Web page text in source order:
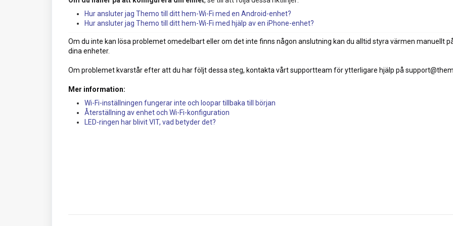
Hur ansluter jag Themo till ditt hem-Wi-Fi med en Android-enhet?
Hur ansluter jag Themo till ditt hem-Wi-Fi med hjälp av en iPhone-enhet?
Om du inte kan lösa problemet omedelbart eller om det inte finns någon anslutning kan du alltid styra värmen manuellt
dina enheter.
Om problemet kvarstår efter att du har följt dessa steg, kontakta vårt supportteam för ytterligare hjälp på
Mer information:
Wi-Fi-inställningen fungerar inte och loopar tillbaka till början
Återställning av enhet och Wi-Fi-konfiguration
LED-ringen har blivit VIT, vad betyder det?